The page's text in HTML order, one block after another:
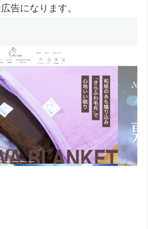
告になります。